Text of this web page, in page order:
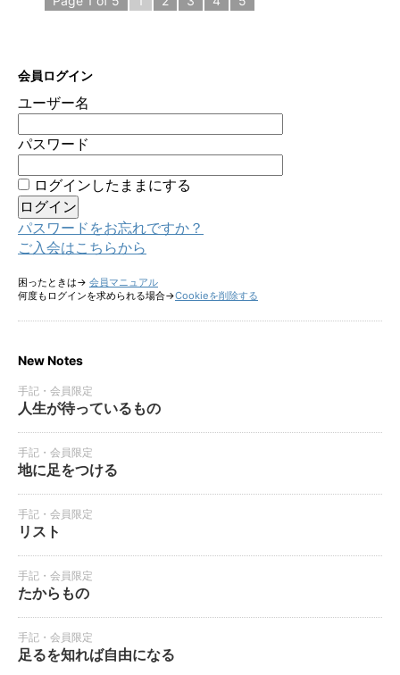
会員ログイン
ユーザー名
パスワード
ログインしたままにする
パスワードをお忘れですか？
ご入会はこちらから
困ったときは→ 会員マニュアル
何度もログインを求められる場合→Cookieを削除する
New Notes
手記・会員限定
人生が待っているもの
手記・会員限定
地に足をつける
手記・会員限定
リスト
手記・会員限定
たからもの
手記・会員限定
足るを知れば自由になる